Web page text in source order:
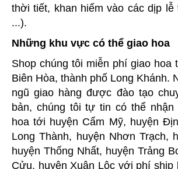
thời tiết, khan hiếm vào các dịp
...).
Những khu vực có thể giao hoa
Shop chúng tôi miễn phí giao hoa
Biên Hòa, thành phố Long Khánh.
ngũ giao hàng được đào tạo
bản, chúng tôi tự tin có thể nhận
hoa tới huyện Cẩm Mỹ, huyện
Long Thành, huyện Nhơn Trạch,
huyện Thống Nhất, huyện Trảng
Cửu, huyện Xuân Lộc với phí ship